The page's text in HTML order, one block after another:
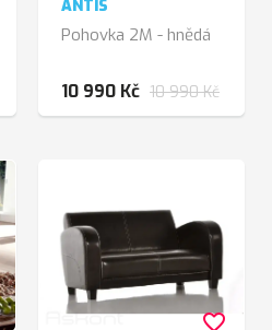
ANTIS
Pohovka 2M - hnědá
10 990 Kč 10 990 Kč
favorite_border